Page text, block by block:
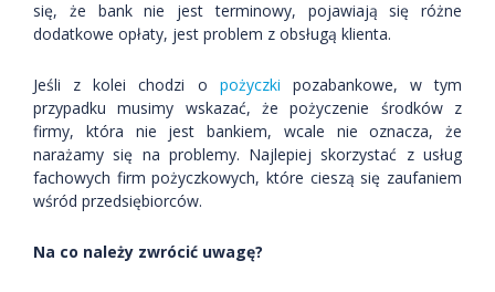
się, że bank nie jest terminowy, pojawiają się różne
dodatkowe opłaty, jest problem z obsługą klienta.
Jeśli z kolei chodzi o pożyczki pozabankowe, w tym
przypadku musimy wskazać, że pożyczenie środków z
firmy, która nie jest bankiem, wcale nie oznacza, że
narażamy się na problemy. Najlepiej skorzystać z usług
fachowych firm pożyczkowych, które cieszą się zaufaniem
wśród przedsiębiorców.
Na co należy zwrócić uwagę?